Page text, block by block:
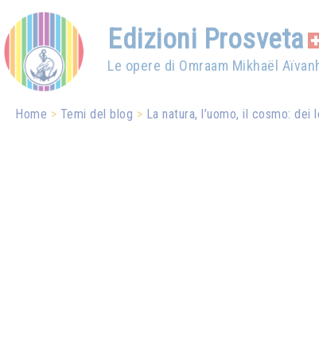
Edizioni Prosveta
Le opere di Omraam Mikhaël
Home Temi del blog La natura, l’uomo, il cosmo: